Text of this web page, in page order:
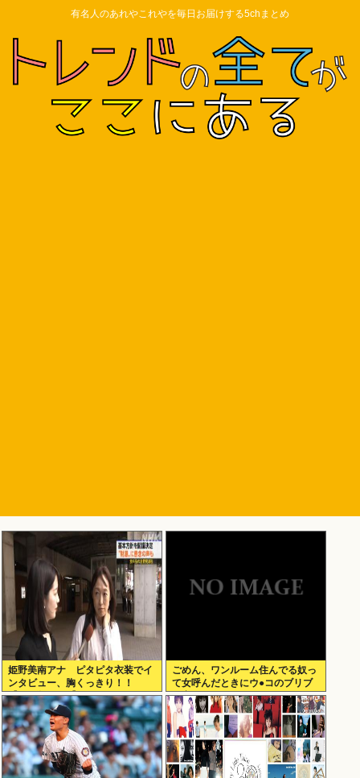
有名人のあれやこれやを毎日お届けする5chまとめ
姫野美南アナ ピタピタ衣装でイ
ンタビュー、胸くっきり！！
【GIF動画あり】
ごめん、ワンルーム住んでる奴っ
て女呼んだときにウ●コのブリブ
リ音どうしてんの？？